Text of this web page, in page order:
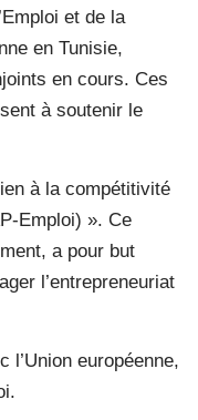
et de la
en Tunisie,
en cours. Ces
à soutenir le
à la compétitivité
Emploi) ». Ce
a pour but
l’entrepreneuriat
l’Union européenne,